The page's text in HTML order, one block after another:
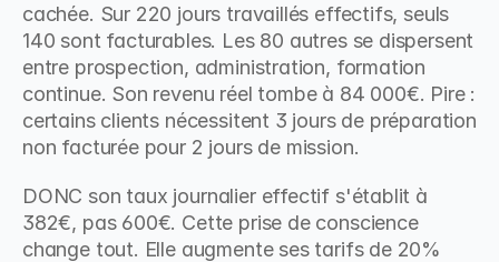
cachée. Sur 220 jours travaillés effectifs, seuls
140 sont facturables. Les 80 autres se dispersent
entre prospection, administration, formation
continue. Son revenu réel tombe à 84 000€. Pire :
certains clients nécessitent 3 jours de préparation
non facturée pour 2 jours de mission.
DONC son taux journalier effectif s'établit à
382€, pas 600€. Cette prise de conscience
change tout. Elle augmente ses tarifs de 20%